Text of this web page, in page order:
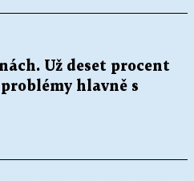
Už deset procent
hlavně s